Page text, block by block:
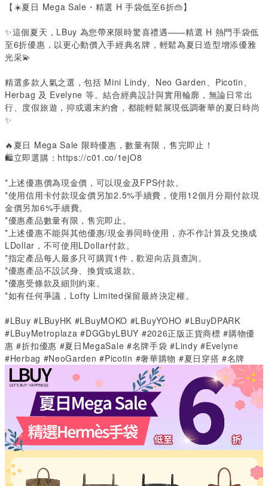
【☀️夏日 Mega Sale ・精選 H手袋低至6折👜】
✨這個夏天，LBuy 為您帶來限時驚喜禮遇——精選 H 熱門手袋低
至6折優惠，以更心動價入手經典名牌，輕鬆為夏日造型增添優雅
光采💫
精選多款人氣之選，包括 Mini Lindy、Neo Garden、Picotin、
Herbag 及 Evelyne 等。結合經典設計與實用輪廓，無論日常出
行、度假旅遊，抑或週末約會，都能輕鬆展現低調奢華的夏日時尚
✨
🔥夏日 Mega Sale 限時優惠，數量有限，售完即止！
🛍️立即選購： https://c01.co/1ejO8
*上述優惠價為現金價，可以現金及FPS付款。
*使用信用卡付款現金價另加2.5%手續費，使用12個月分期付款現
金價另加6%手續費。
*優惠產品數量有限，售完即止。
*上述優惠不能與其他優惠/現金券同時使用，亦不作計算及兌換成
LDollar ，不可使用LDollar付款。
*指定產品每人最多只可購買1 件，歡迎向店員查詢。
*優惠產品不設試身、換貨或退款。
*優惠受條款及細則約束。
*如有任何爭議， Lofty Limited保留最終決定權。
#LBuy #LBuyHK #LBuyMOKO #LBuyYOHO #LBuyDPARK
#LBuyMetroplaza #DGGbyLBUY #2026正版正貨商標 #購物優
惠 #折扣優惠 #夏日MegaSale #名牌手袋 #Lindy #Evelyne
#Herbag #NeoGarden #Picotin #奢華購物 #夏日穿搭 #名牌